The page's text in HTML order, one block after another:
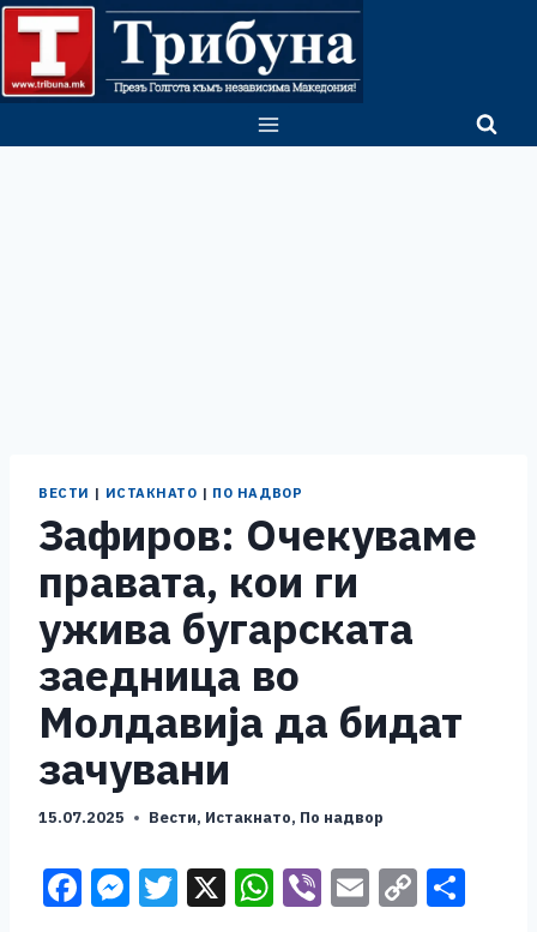
Skip
content
ВЕСТИ | ИСТАКНАТО | ПО НАДВОР
Зафиров: Очекуваме
правата, кои ги
ужива бугарската
заедница во
Молдавиja да бидат
зачувани
15.07.2025 Вести, Истакнато, По надвор
F M T X W Vi E C